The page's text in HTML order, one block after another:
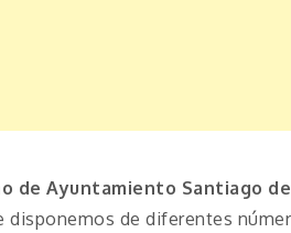
de Ayuntamiento Santiago
de diferentes